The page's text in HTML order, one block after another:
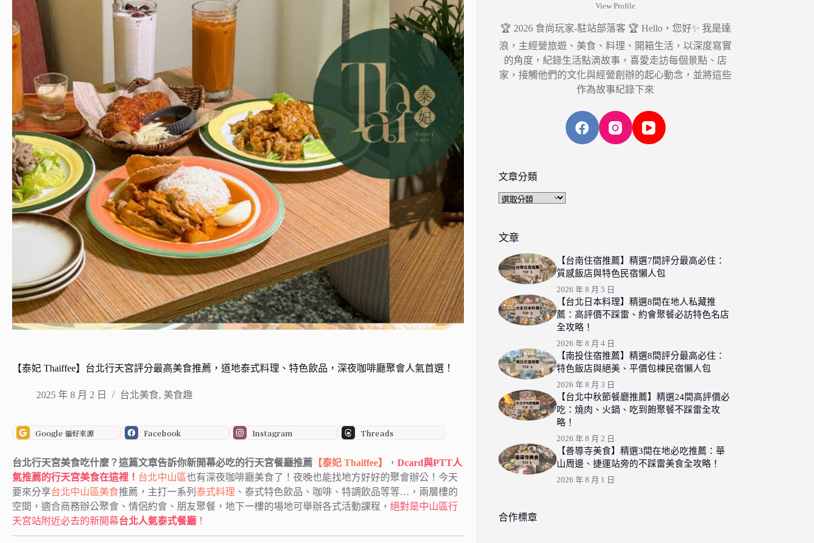
【泰妃 Thaiffee】台北行天宮評分最高美食推薦，道地泰式料理、特色飲品，深夜咖啡廳聚會人氣首選！
2025 年 8 月 2 日 台北美食, 美食趣
Google 偏好來源 Facebook Instagram Threads
台北行天宮美食吃什麼？這篇文章告訴你新開幕必吃的行天宮餐廳推薦 【泰妃 Thaiffee】 ， Dcard與PTT人
氣推薦的行天宮美食在這裡！ 台北中山區也有深夜咖啡廳美食了！夜晚也能找地方好好的聚會辦公！今天
要來分享台北中山區美食推薦，主打一系列 泰式料理 、泰式特色飲品、咖啡、特調飲品等等…，兩層樓的
空間，適合商務辦公聚會、情侶約會、朋友聚餐，地下一樓的場地可舉辦各式活動課程， 絕對是中山區行
天宮站附近必去的新開幕台北人氣泰式餐廳 ！
View Profile
🏆 2026 食尚玩家-駐站部落客 🏆 Hello，您好✨ 我是達
浪，主經營旅遊、美食、料理、開箱生活，以深度寫實
的角度，紀錄生活點滴故事，喜愛走訪每個景點、店
家，接觸他們的文化與經營創辦的起心動念，並將這些
作為故事紀錄下來
文章分類
文
類
文章
【台南住宿推薦】精選7間評分最高必住：
質感飯店與特色民宿懶人包
2026 年 8 月 5 日
【台北日本料理】精選8間在地人私藏推
薦：高評價不踩雷、約會聚餐必訪特色名店
全攻略！
2026 年 8 月 4 日
【南投住宿推薦】精選8間評分最高必住：
特色飯店與絕美、平價包棟民宿懶人包
2026 年 8 月 3 日
【台北中秋節餐廳推薦】精選24間高評價必
吃：燒肉、火鍋、吃到飽聚餐不踩雷全攻
略！
2026 年 8 月 2 日
【善導寺美食】精選3間在地必吃推薦：華
山周邊、捷運站旁的不踩雷美食全攻略！
2026 年 8 月 1 日
合作標章